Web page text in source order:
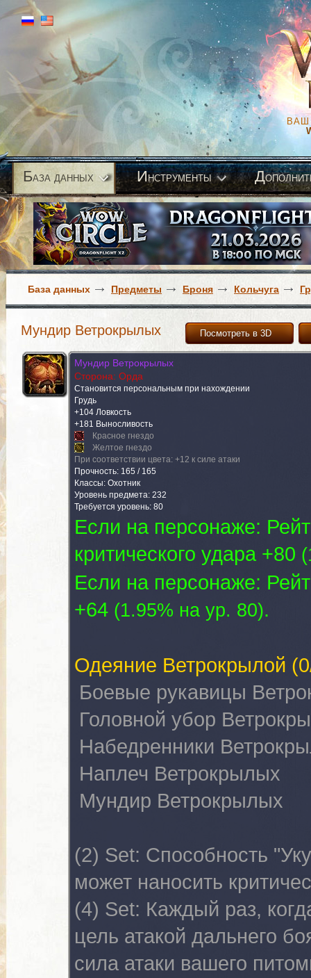
ВАШ
База данных Инструменты Д
База данных Предметы Броня Кольчуга
Посмотреть в 3D
Мундир Ветрокрылых
Мундир Ветрокрылых
Сторона: Орда
Становится персональным при нахождении
Грудь
+104 Ловкость
+181 Выносливость
Красное гнездо
Желтое гнездо
При соответствии цвета: +12 к силе атаки
Прочность: 165 / 165
Классы: Охотник
Уровень предмета: 232
Требуется уровень: 80
Если на персонаже:
критического удара +80 (
Если на персонаже:
+64 (1.95% на yp. 80).
Одеяние Ветрокрылой
Боевые рукавицы
Головной убор
Набедренники
Наплеч Ветрокрылых
Мундир Ветрокрылых
(2) Set: Способность
может наносить
(4) Set: Каждый раз,
цель атакой дальнего
сила атаки вашего
Комментарии